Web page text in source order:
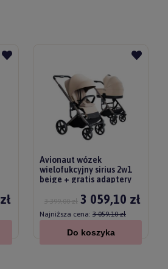
Avionaut wózek
wielofukcyjny sirius 2w1
beige + gratis adaptery
3 059,10 zł
3 399,00 zł
Najniższa cena: 3 059,10 zł
Do koszyka